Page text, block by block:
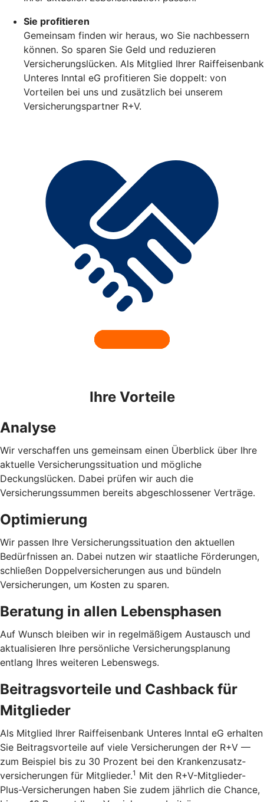
Sie profitieren
Gemeinsam finden wir heraus, wo Sie nachbessern
können. So sparen Sie Geld und reduzieren
Versicherungslücken. Als Mitglied Ihrer Raiffeisenbank
Unteres Inntal eG profitieren Sie doppelt: von
Vorteilen bei uns und zusätzlich bei unserem
Versicherungspartner R+V.
Ihre Vorteile
Analyse
Wir verschaffen uns gemeinsam einen Überblick über Ihre
aktuelle Versicherungssituation und mögliche
Deckungslücken. Dabei prüfen wir auch die
Versicherungssummen bereits abgeschlossener Verträge.
Optimierung
Wir passen Ihre Versicherungssituation den aktuellen
Bedürfnissen an. Dabei nutzen wir staatliche Förderungen,
schließen Doppelversicherungen aus und bündeln
Versicherungen, um Kosten zu sparen.
Beratung in allen Lebensphasen
Auf Wunsch bleiben wir in regelmäßigem Austausch und
aktualisieren Ihre persönliche Versicherungsplanung
entlang Ihres weiteren Lebenswegs.
Beitragsvorteile und Cashback für
Mitglieder
Als Mitglied Ihrer Raiffeisenbank Unteres Inntal eG erhalten
Sie Beitragsvorteile auf viele Versicherungen der R+V —
zum Beispiel bis zu 30 Prozent bei den Kranken­zusatz­
versicherungen für Mitglieder.1 Mit den R+V-Mitglieder-
Plus-Versicherungen haben Sie zudem jährlich die Chance,